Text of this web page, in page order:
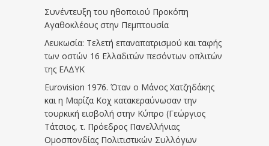
Συνέντευξη του ηθοποιού Προκόπη
Αγαθοκλέους στην Πεμπτουσία
Λευκωσία: Τελετή επαναπατρισμού και ταφής
των οστών 16 Ελλαδιτών πεσόντων οπλιτών
της ΕΛΔΥΚ
Eurovision 1976. Όταν ο Μάνος Χατζηδάκης
και η Μαρίζα Κοχ κατακεραύνωσαν την
τουρκική εισβολή στην Κύπρο (Γεώργιος
Τάτσιος, τ. Πρόεδρος Πανελλήνιας
Ομοσπονδίας Πολιτιστικών Συλλόγων